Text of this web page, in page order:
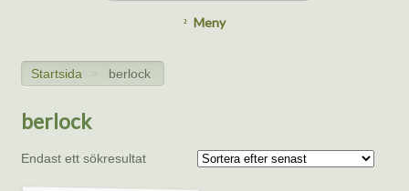
Meny
Startsida > berlock
berlock
Endast ett sökresultat